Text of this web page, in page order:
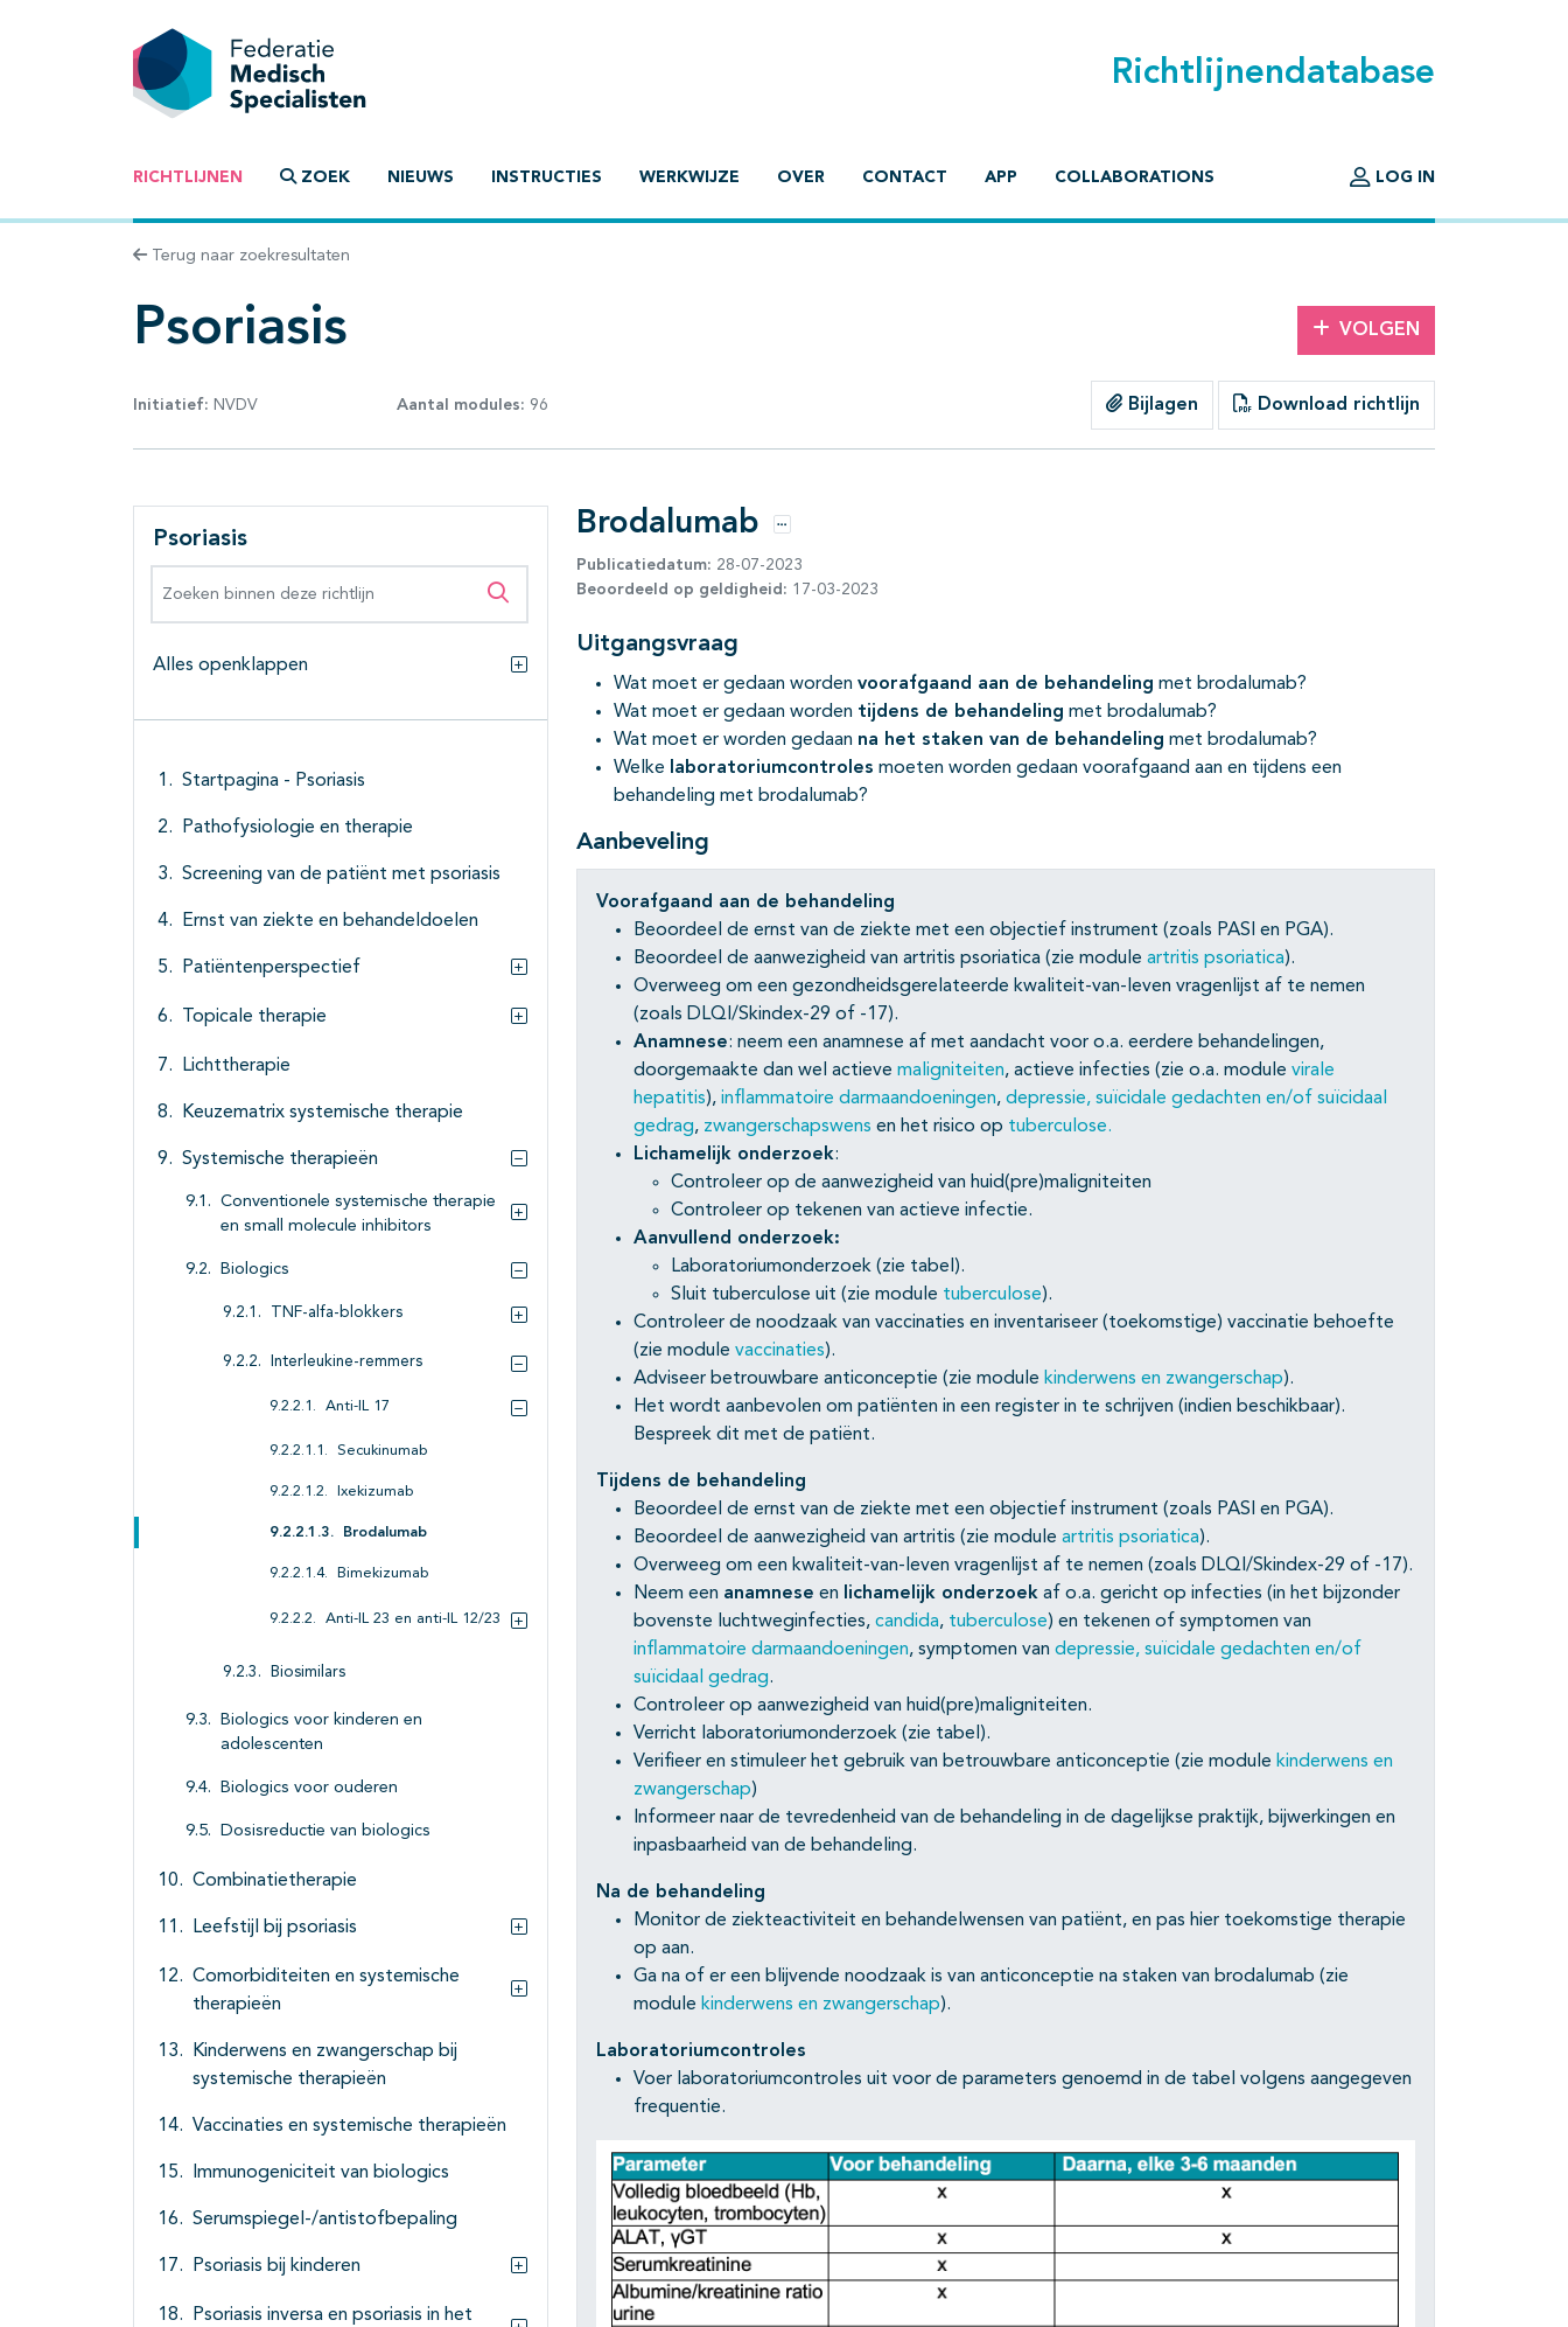
Richtlijnendatabase
RICHTLIJNEN ZOEK NIEUWS INSTRUCTIES WERKWIJZE OVER CONTACT APP COLLABORATIONS LOG IN
Terug naar zoekresultaten
Psoriasis VOLGEN
Initiatief: NVDV Aantal modules: 96 Bijlagen Download richtlijn
Psoriasis
Zoeken binnen deze richtlijn
Alles openklappen
Alles openklappen
Startpagina - Psoriasis
Pathofysiologie en therapie
Screening van de patiënt met psoriasis
Ernst van ziekte en behandeldoelen
Patiëntenperspectief
Subpagina's open- en dichtklappen
Topicale therapie
Subpagina's open- en dichtklappen
Lichttherapie
Keuzematrix systemische therapie
Systemische therapieën
Subpagina's open- en dichtklappen
Conventionele systemische therapie
en small molecule inhibitors
Subpagina's open- en dichtklappen
Biologics
Subpagina's open- en dichtklappen
TNF-alfa-blokkers
Subpagina's open- en dichtklappen
Interleukine-remmers
Subpagina's open- en dichtklappen
Anti-IL 17
Subpagina's open- en dichtklappen
Secukinumab
Ixekizumab
Brodalumab
Bimekizumab
Anti-IL 23 en anti-IL 12/23
Subpagina's open- en dichtklappen
Biosimilars
Biologics voor kinderen en
adolescenten
Biologics voor ouderen
Dosisreductie van biologics
Combinatietherapie
Leefstijl bij psoriasis
Subpagina's open- en dichtklappen
Comorbiditeiten en systemische
therapieën
Kinderwens en zwangerschap bij
systemische therapieën
Vaccinaties en systemische therapieën
Immunogeniciteit van biologics
Serumspiegel-/antistofbepaling
Psoriasis bij kinderen
Subpagina's open- en dichtklappen
Psoriasis inversa en psoriasis in het
Brodalumab Opties
Publicatiedatum: 28-07-2023
Beoordeeld op geldigheid: 17-03-2023
Uitgangsvraag
Wat moet er gedaan worden voorafgaand aan de behandeling met brodalumab?
Wat moet er gedaan worden tijdens de behandeling met brodalumab?
Wat moet er worden gedaan na het staken van de behandeling met brodalumab?
Welke laboratoriumcontroles moeten worden gedaan voorafgaand aan en tijdens een
behandeling met brodalumab?
Aanbeveling
Voorafgaand aan de behandeling
Beoordeel de ernst van de ziekte met een objectief instrument (zoals PASI en PGA).
Beoordeel de aanwezigheid van artritis psoriatica (zie module artritis psoriatica).
Overweeg om een gezondheidsgerelateerde kwaliteit-van-leven vragenlijst af te nemen
(zoals DLQI/Skindex-29 of -17).
Anamnese: neem een anamnese af met aandacht voor o.a. eerdere behandelingen,
doorgemaakte dan wel actieve maligniteiten, actieve infecties (zie o.a. module virale
hepatitis), inflammatoire darmaandoeningen, depressie, suïcidale gedachten en/of suïcidaal
gedrag, zwangerschapswens en het risico op tuberculose.
Lichamelijk onderzoek:
Controleer op de aanwezigheid van huid(pre)maligniteiten
Controleer op tekenen van actieve infectie.
Aanvullend onderzoek:
Laboratoriumonderzoek (zie tabel).
Sluit tuberculose uit (zie module tuberculose).
Controleer de noodzaak van vaccinaties en inventariseer (toekomstige) vaccinatie behoefte
(zie module vaccinaties).
Adviseer betrouwbare anticonceptie (zie module kinderwens en zwangerschap).
Het wordt aanbevolen om patiënten in een register in te schrijven (indien beschikbaar).
Bespreek dit met de patiënt.
Tijdens de behandeling
Beoordeel de ernst van de ziekte met een objectief instrument (zoals PASI en PGA).
Beoordeel de aanwezigheid van artritis (zie module artritis psoriatica).
Overweeg om een kwaliteit-van-leven vragenlijst af te nemen (zoals DLQI/Skindex-29 of -17).
Neem een anamnese en lichamelijk onderzoek af o.a. gericht op infecties (in het bijzonder
bovenste luchtweginfecties, candida, tuberculose) en tekenen of symptomen van
inflammatoire darmaandoeningen, symptomen van depressie, suïcidale gedachten en/of
suïcidaal gedrag.
Controleer op aanwezigheid van huid(pre)maligniteiten.
Verricht laboratoriumonderzoek (zie tabel).
Verifieer en stimuleer het gebruik van betrouwbare anticonceptie (zie module kinderwens en
zwangerschap)
Informeer naar de tevredenheid van de behandeling in de dagelijkse praktijk, bijwerkingen en
inpasbaarheid van de behandeling.
Na de behandeling
Monitor de ziekteactiviteit en behandelwensen van patiënt, en pas hier toekomstige therapie
op aan.
Ga na of er een blijvende noodzaak is van anticonceptie na staken van brodalumab (zie
module kinderwens en zwangerschap).
Laboratoriumcontroles
Voer laboratoriumcontroles uit voor de parameters genoemd in de tabel volgens aangegeven
frequentie.